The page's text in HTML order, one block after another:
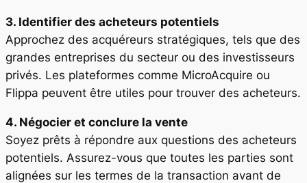
3. Identifier des acheteurs potentiels
Approchez des acquéreurs stratégiques, tels que des
grandes entreprises du secteur ou des investisseurs
privés. Les plateformes comme MicroAcquire ou
Flippa peuvent être utiles pour trouver des acheteurs.
4. Négocier et conclure la vente
Soyez prêts à répondre aux questions des acheteurs
potentiels. Assurez-vous que toutes les parties sont
alignées sur les termes de la transaction avant de